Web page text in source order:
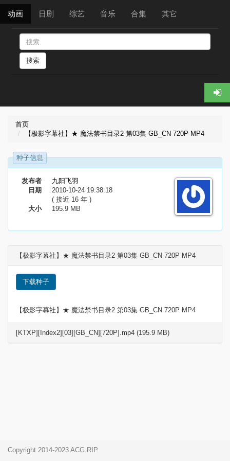
动画 日剧 综艺 音乐 合集 其它
搜索
首页
【极影字幕社】★ 魔法禁书目录2 第03集 GB_CN 720P MP4
种子信息
发布者
九阳飞羽
日期
2010-10-24 19:38:18
( 接近 16 年 )
大小
195.9 MB
【极影字幕社】★ 魔法禁书目录2 第03集 GB_CN 720P MP4
下载种子
【极影字幕社】★ 魔法禁书目录2 第03集 GB_CN 720P MP4
[KTXP][Index2][03][GB_CN][720P].mp4 (195.9 MB)
Copyright 2014-2023 ACG.RIP.